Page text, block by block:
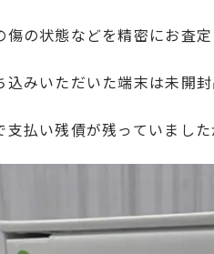
の状態などを精密にお査定
みいただいた端末は未開封
払い残債が残っていまし